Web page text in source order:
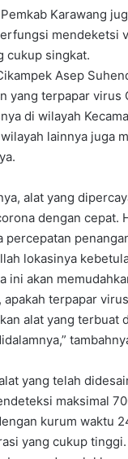
Karawang
mendeketsi
cukup singkat.
Asep
yang terpapar virus
di wilayah
lainnya juga
alat yang
dengan cepat.
percepatan
lokasinya
ini akan
terpapar
alat yang terbuat
yang telah
maksimal
kurum waktu
yang cukup tinggi.